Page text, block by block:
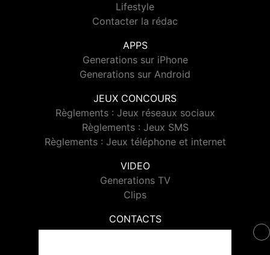
Lifestyle
Contacter la rédac
APPS
Generations sur iPhone
Generations sur Android
JEUX CONCOURS
Règlements : Jeux réseaux sociaux
Règlements : Jeux SMS
Règlements : Jeux téléphone et internet
VIDEO
Generations TV
Clips
CONTACTS
Contacter Generations